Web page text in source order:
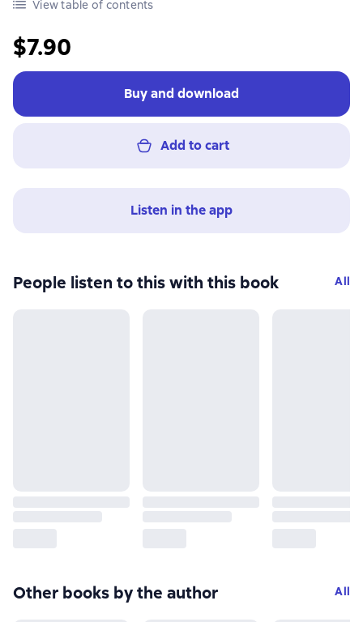
View table of contents
$7.90
Buy and download
Add to cart
Listen in the app
People listen to this with this book All
Other books by the author All